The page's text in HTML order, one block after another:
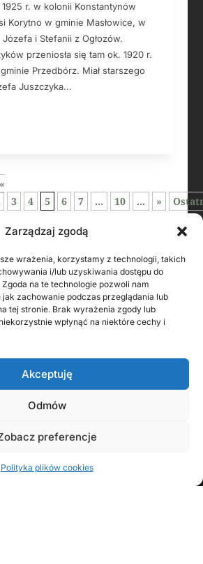
Zarządzaj zgodą
wrażenia, korzystamy z technologii, takich
i/lub uzyskiwania dostępu do
na te technologie pozwoli nam
zachowanie podczas przeglądania lub
tej stronie. Brak wyrażenia zgody lub
wpłynąć na niektóre cechy i
Akceptuję
Odmów
preferencje
Polityka plików cookies
1925 r. w kolonii Konstantynów
Korytno w gminie Masłowice, w
i Stefanii z Ogłozów.
przeniosła się tam ok. 1920 r.
Przedbórz. Miał starszego
Juszczyka...
«
3 4 5 6 7 ... 10 ... »
KONTAKT Z AUTOREM